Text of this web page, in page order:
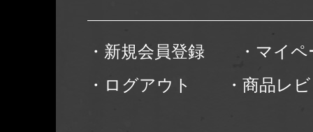
・新規会員登録
・マイ
・ログアウト
・商品レ